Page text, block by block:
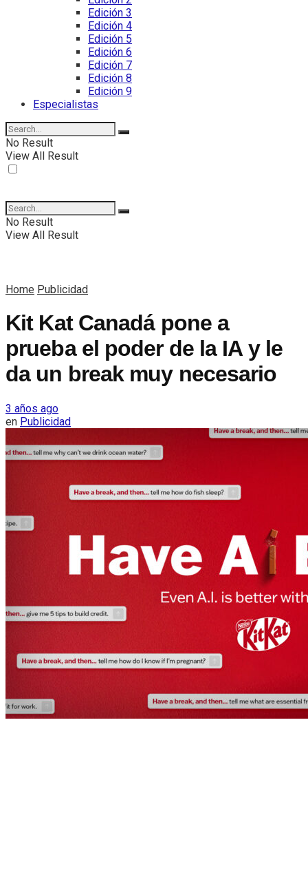
Edición 3
Edición 4
Edición 5
Edición 6
Edición 7
Edición 8
Edición 9
Especialistas
No Result
View All Result
No Result
View All Result
Home Publicidad
Kit Kat Canadá pone a
prueba el poder de la IA y le
da un break muy necesario
3 años ago
en Publicidad